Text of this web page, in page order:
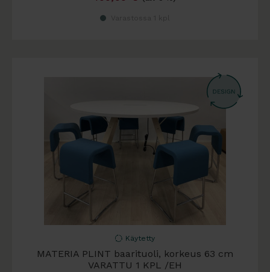
Käytetty
MATERIA PLINT baarituoli, korkeus 63 cm
VARATTU 1 KPL /EH